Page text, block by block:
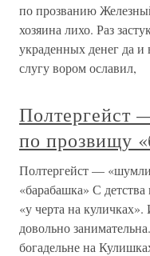
по прозванию
хозяина лихо. Раз
украденных денег да
слугу вором ославил,
Полтергейст
по прозвищу
Полтергейст —
«барабашка» С
«у черта на
довольно
богадельне на